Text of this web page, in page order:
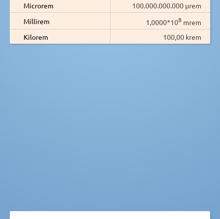
Microrem
100.000.000.000 µrem
Millirem
1,0000*108 mrem
Kilorem
100,00 krem